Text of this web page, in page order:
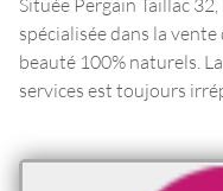
spécialisée dans la
beauté 100% naturels.
services est toujours